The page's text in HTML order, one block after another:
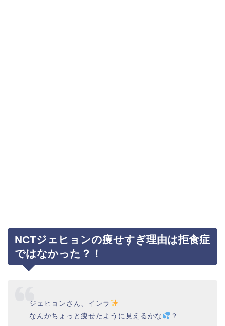
NCTジェヒョンの痩せすぎ理由は拒食症
ではなかった？！
ジェヒョンさん、インラ
なんかちょっと痩せたように見えるかな
？